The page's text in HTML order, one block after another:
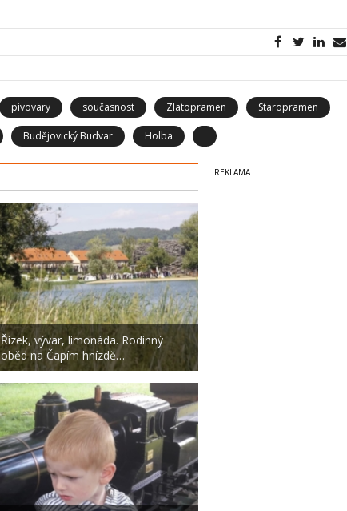
pivovary současnost Zlatopramen Staropramen
Budějovický Budvar Holba
Řízek, vývar, limonáda. Rodinný
oběd na Čapím hnízdě…